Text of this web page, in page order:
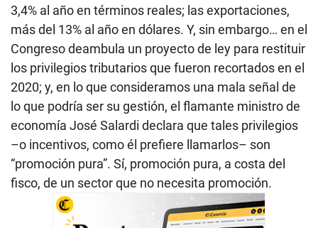
3,4% al año en términos reales; las exportaciones,
más del 13% al año en dólares. Y, sin embargo… en el
Congreso deambula un proyecto de ley para restituir
los privilegios tributarios que fueron recortados en el
2020; y, en lo que consideramos una mala señal de
lo que podría ser su gestión, el flamante ministro de
economía José Salardi declara que tales privilegios
–o incentivos, como él prefiere llamarlos– son
“promoción pura”. Sí, promoción pura, a costa del
fisco, de un sector que no necesita promoción.